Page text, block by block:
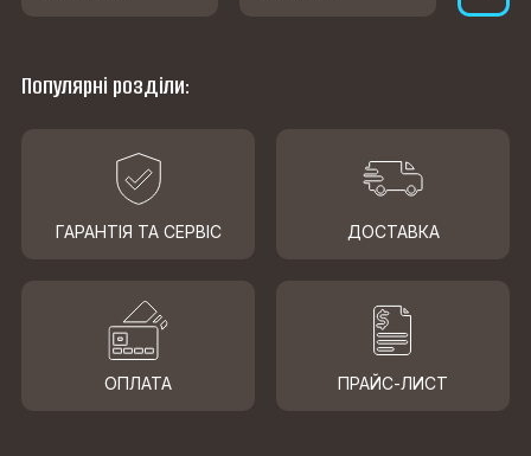
Популярні розділи:
ГАРАНТІЯ ТА СЕРВІС ДОСТАВКА
ОПЛАТА ПРАЙС-ЛИСТ